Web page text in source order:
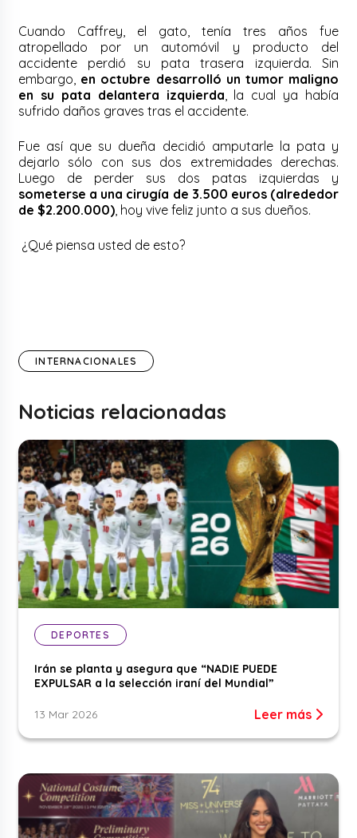
Cuando Caffrey, el gato, tenía tres años fue
atropellado por un automóvil y producto del
accidente perdió su pata trasera izquierda. Sin
embargo, en octubre desarrolló un tumor maligno
en su pata delantera izquierda, la cual ya había
sufrido daños graves tras el accidente.
Fue así que su dueña decidió amputarle la pata y
dejarlo sólo con sus dos extremidades derechas.
Luego de perder sus dos patas izquierdas y
someterse a una cirugía de 3.500 euros (alrededor
de $2.200.000), hoy vive feliz junto a sus dueños.
¿Qué piensa usted de esto?
INTERNACIONALES
Noticias relacionadas
DEPORTES
Irán se planta y asegura que “NADIE PUEDE
EXPULSAR a la selección iraní del Mundial”
13 Mar 2026 Leer más